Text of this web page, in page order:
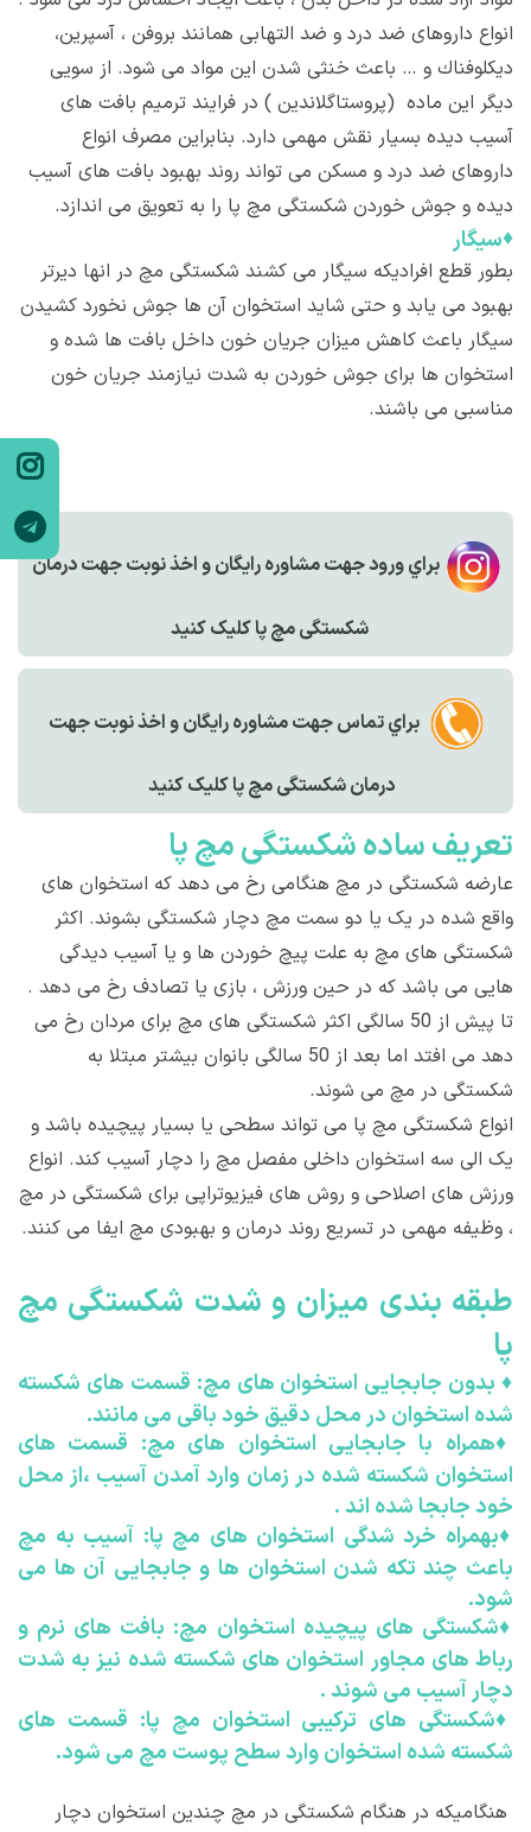
انواع داروهای ضد درد و ضد التهابی همانند بروفن ، آسپرین،
دیكلوفناك و … باعث خنثی شدن این مواد می شود. از سویی
دیگر این ماده (پروستاگلاندین ) در فرایند ترمیم بافت های
آسیب دیده بسیار نقش مهمی دارد. بنابراین مصرف انواع
داروهای ضد درد و مسکن می تواند روند بهبود بافت های آسیب
دیده و جوش خوردن شكستگی مچ پا را به تعویق می اندازد.
♦سیگار
بطور قطع افرادیکه سیگار می كشند شكستگی مچ در انها دیرتر
بهبود می یابد و حتی شاید استخوان آن ها جوش نخورد کشیدن
سیگار باعث كاهش میزان جریان خون داخل بافت ها شده و
استخوان ها برای جوش خوردن به شدت نیازمند جریان خون
مناسبی می باشند.
براي ورود جهت مشاوره رايگان و اخذ نوبت جهت درمان
شکستگی مچ پا کليک کنيد
براي تماس جهت مشاوره رايگان و اخذ نوبت جهت
درمان شکستگی مچ پا کليک کنيد
تعريف ساده شکستگی مچ پا
عارضه شکستگی‌ در مچ هنگامی رخ می دهد که استخوان های
واقع شده در یک یا دو سمت مچ دچار شکستگی بشوند. اکثر
شکستگی های مچ به علت پیچ خوردن ها و یا آسیب دیدگی
هایی می باشد که در حین ورزش ، بازی یا تصادف رخ می دهد .
تا پیش از 50 سالگی اکثر شکستگی های مچ برای مردان رخ می
دهد می افتد اما بعد از 50 سالگی بانوان بیشتر مبتلا به
شکستگی در مچ می شوند.
انواع شکستگی مچ پا می تواند سطحی یا بسیار پیچیده باشد و
یک الی سه استخوان داخلی مفصل مچ را دچار آسیب کند. انواع
ورزش های اصلاحی و روش های فیزیوتراپی برای شکستگی در مچ
، وظیفه مهمی در تسریع روند درمان و بهبودی مچ ایفا می کنند.
طبقه بندی ميزان و شدت شکستگی مچ
پا
♦بدون جابجایی استخوان های مچ: قسمت های شکسته
شده استخوان در محل دقیق خود باقی می مانند.
♦همراه با جابجایی استخوان های مچ: قسمت های
استخوان شکسته شده در زمان وارد آمدن آسیب ،از محل
خود جابجا شده اند .
♦بهمراه خرد شدگی استخوان های مچ پا: آسیب به مچ
باعث چند تکه شدن استخوان ها و جابجایی آن ها می
شود.
♦شکستگی های پیچیده استخوان مچ: بافت های نرم و
رباط های مجاور استخوان های شکسته شده نیز به شدت
دچار آسیب می شوند .
♦شکستگی های ترکیبی استخوان مچ پا: قسمت های
شکسته شده استخوان وارد سطح پوست مچ می شود.
هنگامیکه در هنگام شکستگی در مچ چندین استخوان دچار